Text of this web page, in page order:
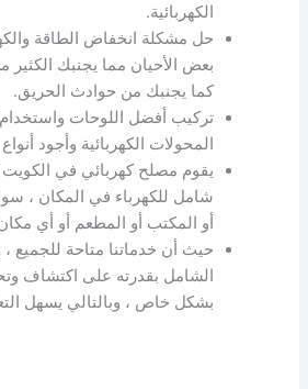
الكهربائية.
حل مشكلة انخفاض الطاقة
بعض الأحيان مما يجنبك الكثير
كما يجنبك من حوادث الحريق.
تركيب أفضل اللوحات
المحولات الكهربائية وأجود
يقوم مصلح كهربائي في
شامل للكهرباء في المكان ،
أو المكتب أو المطعم أو أي
حيث أن خدماتنا متاحة للجميع
الشامل بقدرته على اكتشاف
بشكل خاص ، وبالتالي يسهل